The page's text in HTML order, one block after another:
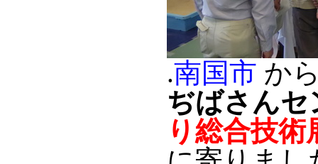
.南国市 か
ぢばさんセ
り総合技術